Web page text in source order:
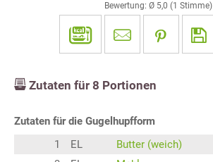
Bewertung: Ø 5,0 (1 Stimme)
Zutaten für 8 Portionen
Zutaten für die Gugelhupfform
1
EL
Butter (weich)